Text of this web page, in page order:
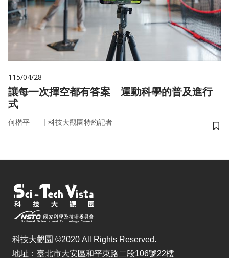
115/04/28
讓每一次揮空都有答案 運動科學的普及進行
式
何楷平 ｜ 科技大觀園特約記者
儲
科技大觀園 ©2020 All Rights Reserved.
地址：臺北市大安區和平東路二段106號22樓